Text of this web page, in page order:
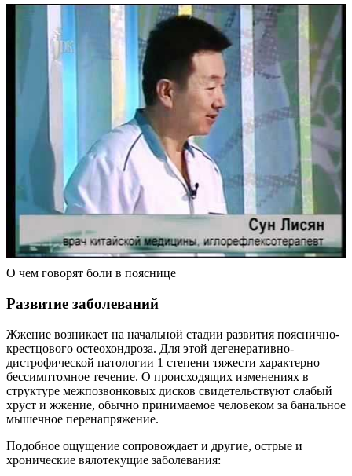
О чем говорят боли в пояснице
Развитие заболеваний
Жжение возникает на начальной стадии развития пояснично-
крестцового остеохондроза. Для этой дегенеративно-
дистрофической патологии 1 степени тяжести характерно
бессимптомное течение. О происходящих изменениях в
структуре межпозвонковых дисков свидетельствуют слабый
хруст и жжение, обычно принимаемое человеком за банальное
мышечное перенапряжение.
Подобное ощущение сопровождает и другие, острые и
хронические вялотекущие заболевания: